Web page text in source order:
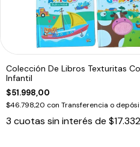
Colección De Libros Texturitas
Infantil
$51.998,00
$46.798,20 con Transferencia o
3 cuotas sin interés de